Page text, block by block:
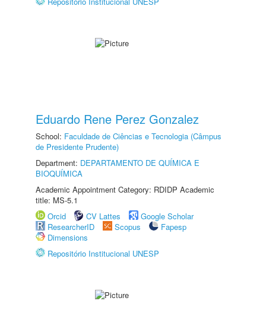
Eduardo Rene Perez Gonzalez
School: Faculdade de Ciências e Tecnologia (Câmpus
de Presidente Prudente)
Department: DEPARTAMENTO DE QUÍMICA E
BIOQUÍMICA
Academic Appointment Category: RDIDP Academic
title: MS-5.1
Orcid
CV Lattes
Google Scholar
ResearcherID
Scopus
Fapesp
Dimensions
Repositório Institucional UNESP